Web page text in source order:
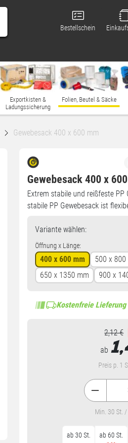
Bestellschein
Exportkisten &
Ladungssicherung
Folien, Beutel & Säcke
Gewebesack 400 x 600 mm
Gewebesack 400 x
Extrem stabile und reißfeste PP
stabile PP Gewebesack ist
Variante wählen:
Öffnung x Länge:
400 x 600 mm 500 x 800
650 x 1350 mm
900 x
Kostenfreie Lieferung
2,12 €
ab
Preis p. 1
ab 30 St.
ab 60 St.
Min. 30 St.